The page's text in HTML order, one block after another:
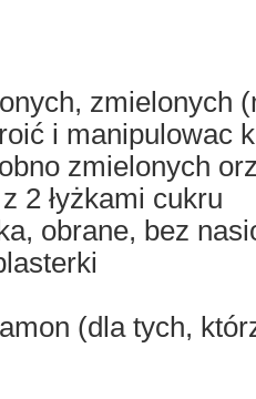
zmielonych
i manipulowac
zmielonych
2 łyżkami cukru
obrane, bez
(dla tych,